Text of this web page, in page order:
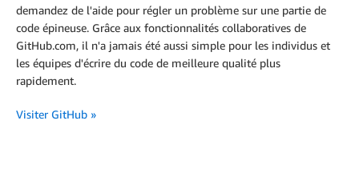
demandez de l'aide pour régler un problème sur une partie de
code épineuse. Grâce aux fonctionnalités collaboratives de
GitHub.com, il n'a jamais été aussi simple pour les individus et
les équipes d'écrire du code de meilleure qualité plus
rapidement.
Visiter GitHub »